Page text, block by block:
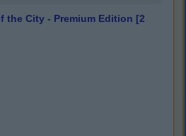
the City - Premium Edition [2